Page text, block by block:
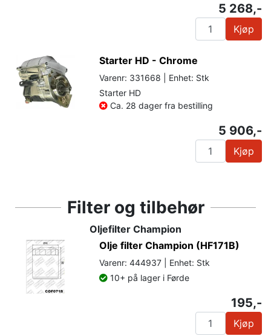
5 268,-
Kjøp
Starter HD - Chrome
Varenr: 331668 | Enhet: Stk
Starter HD
Ca. 28 dager fra bestilling
5 906,-
Kjøp
Filter og tilbehør
Oljefilter Champion
Olje filter Champion (HF171B)
Varenr: 444937 | Enhet: Stk
10+ på lager i Førde
195,-
Kjøp